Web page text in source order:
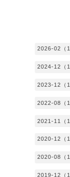
2026-02（1
2024-12（1
2023-12（1
2022-08（1
2021-11（1
2020-12（1
2020-08（1
2019-12（1